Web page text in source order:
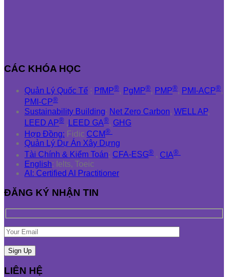
CÁC KHÓA HỌC
Quản Lý Quốc Tế : PfMP®, PgMP®, PMP®, PMI-ACP®,
PMI-CP®
Sustainability Building: Net Zero Carbon, WELL AP,
LEED AP® , LEED GA®, GHG
Hợp Đồng: Fidic CCM®
Quản Lý Dự Án Xây Dựng
Tài Chính & Kiểm Toán: CFA-ESG® , CIA®
English: Ielts, Toeic
AI: Certified AI Practitioner
ĐĂNG KÝ NHẬN TIN
LIÊN HỆ